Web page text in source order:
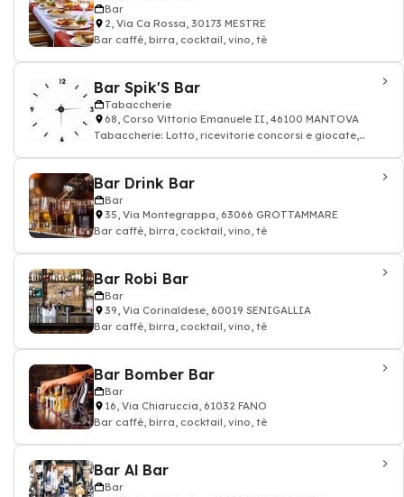
Bar
2, Via Ca Rossa, 30173 MESTRE
Bar caffè, birra, cocktail, vino, tè
Bar Spik'S Bar
Tabaccherie
68, Corso Vittorio Emanuele II, 46100 MANTOVA
Tabaccherie: Lotto, ricevitorie concorsi e giocate,
Bar Drink Bar
Bar
35, Via Montegrappa, 63066 GROTTAMMARE
Bar caffè, birra, cocktail, vino, tè
Bar Robi Bar
Bar
39, Via Corinaldese, 60019 SENIGALLIA
Bar caffè, birra, cocktail, vino, tè
Bar Bomber Bar
Bar
16, Via Chiaruccia, 61032 FANO
Bar caffè, birra, cocktail, vino, tè
Bar Al Bar
Bar